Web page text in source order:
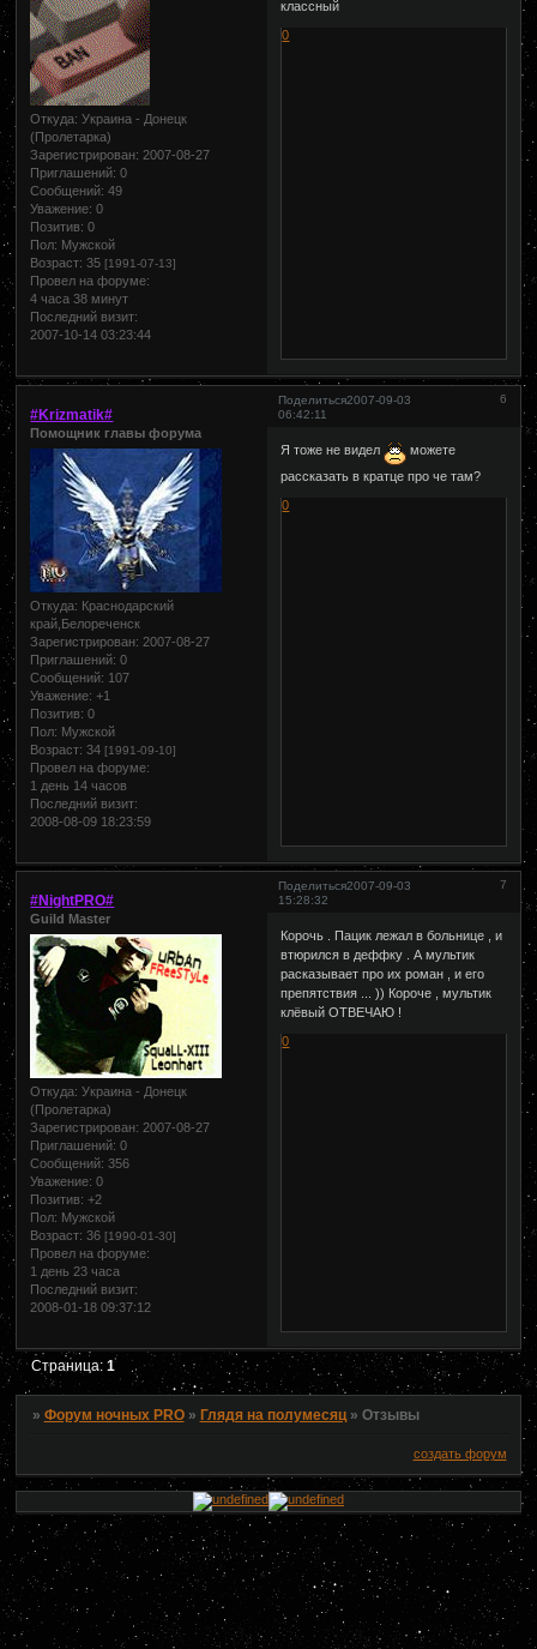
Откуда: Украина - Донецк
(Пролетарка)
Зарегистрирован: 2007-08-27
Приглашений: 0
Сообщений: 49
Уважение: 0
Позитив: 0
Пол: Мужской
Возраст: 35[1991-07-13]
Провел на форуме:
4 часа 38 минут
Последний визит:
2007-10-14 03:23:44
классный
0
Поделиться 6
2007-09-03
06:42:11
#Krizmatik#
Помощник главы форума
Откуда: Краснодарский
край,Белореченск
Зарегистрирован: 2007-08-27
Приглашений: 0
Сообщений: 107
Уважение: +1
Позитив: 0
Пол: Мужской
Возраст: 34[1991-09-10]
Провел на форуме:
1 день 14 часов
Последний визит:
2008-08-09 18:23:59
Я тоже не видел
можете
рассказать в кратце про че там?
0
Поделиться 7
2007-09-03
15:28:32
#NightPRO#
Guild Master
Откуда: Украина - Донецк
(Пролетарка)
Зарегистрирован: 2007-08-27
Приглашений: 0
Сообщений: 356
Уважение: 0
Позитив: +2
Пол: Мужской
Возраст: 36[1990-01-30]
Провел на форуме:
1 день 23 часа
Последний визит:
2008-01-18 09:37:12
Корочь . Пацик лежал в больнице , и
втюрился в деффку . А мультик
расказывает про их роман , и его
препятствия ... )) Короче , мультик
клёвый ОТВЕЧАЮ !
0
Страница: 1
» Форум ночных PRO » Глядя на полумесяц » Отзывы
создать форум